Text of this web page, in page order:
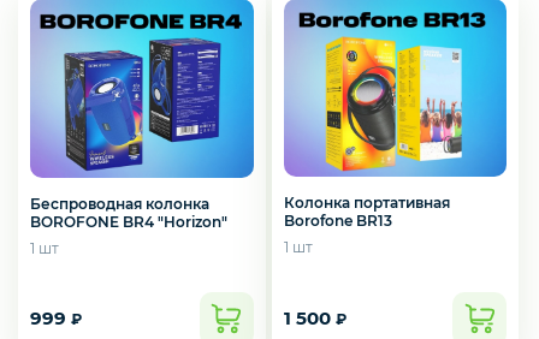
Для бизнеса
Смартфоны / Телефоны
Электроника
Беспроводная колонка
BOROFONE BR4 "Horizon"
1 шт
999 ₽
Колонка портативная
Borofone BR13
1 шт
1 500 ₽